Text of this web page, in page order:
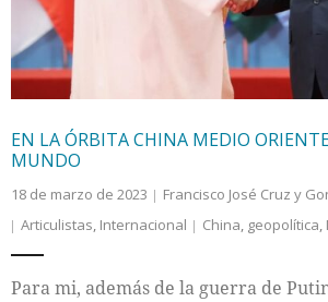
EN LA ÓRBITA CHINA MEDIO
MUNDO
18 de marzo de 2023
Francisco José Cruz y
Articulistas, Internacional China, geopolítica,
Para mi, además de la guerra de